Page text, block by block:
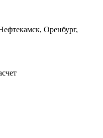
Оренбург,